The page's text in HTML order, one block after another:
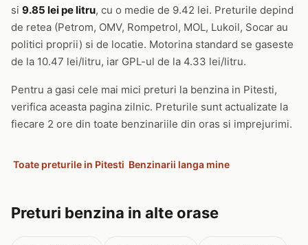
si 9.85 lei pe litru, cu o medie de 9.42 lei. Preturile depind
de retea (Petrom, OMV, Rompetrol, MOL, Lukoil, Socar au
politici proprii) si de locatie. Motorina standard se gaseste
de la 10.47 lei/litru, iar GPL-ul de la 4.33 lei/litru.
Pentru a gasi cele mai mici preturi la benzina in Pitesti,
verifica aceasta pagina zilnic. Preturile sunt actualizate la
fiecare 2 ore din toate benzinariile din oras si imprejurimi.
Toate preturile in Pitesti Benzinarii langa mine
Preturi benzina in alte orase